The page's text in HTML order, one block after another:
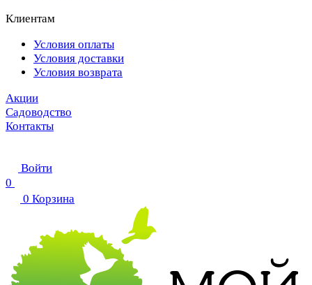
Клиентам
Условия оплаты
Условия доставки
Условия возврата
Акции
Садоводство
Контакты
Войти
0
0 Корзина